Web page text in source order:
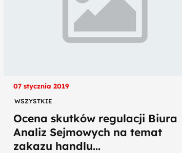
07 stycznia 2019
WSZYSTKIE
Ocena skutków regulacji Biura
Analiz Sejmowych na temat
zakazu handlu...